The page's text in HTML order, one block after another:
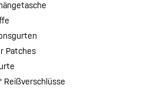
Patches
Reißverschlüsse